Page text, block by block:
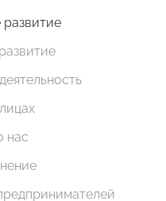
развитие
нас